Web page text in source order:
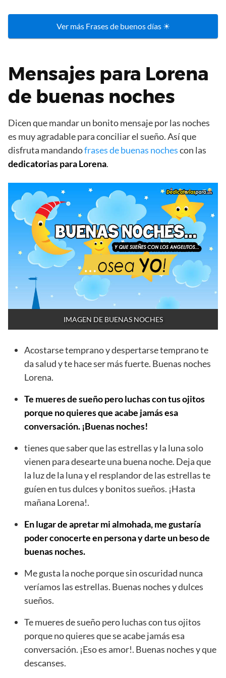
Ver más Frases de buenos días ☀
Mensajes para Lorena
de buenas noches
Dicen que mandar un bonito mensaje por las noches
es muy agradable para conciliar el sueño. Así que
disfruta mandandofrases de buenas nochescon las
dedicatorias para Lorena.
IMAGEN DE BUENAS NOCHES
Acostarse temprano y despertarse temprano te
da salud y te hace ser más fuerte. Buenas noches
Lorena.
Te mueres de sueño pero luchas con tus ojitos
porque no quieres que acabe jamás esa
conversación. ¡Buenas noches!
tienes que saber que las estrellas y la luna solo
vienen para desearte una buena noche. Deja que
la luz de la luna y el resplandor de las estrellas te
guíen en tus dulces y bonitos sueños. ¡Hasta
mañana Lorena!.
En lugar de apretar mi almohada, me gustaría
poder conocerte en persona y darte un beso de
buenas noches.
Me gusta la noche porque sin oscuridad nunca
veríamos las estrellas. Buenas noches y dulces
sueños.
Te mueres de sueño pero luchas con tus ojitos
porque no quieres que se acabe jamás esa
conversación. ¡Eso es amor!. Buenas noches y que
descanses.